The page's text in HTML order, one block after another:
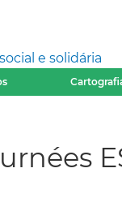
e solidária